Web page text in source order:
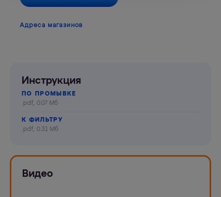
Адреса магазинов
Инструкция
ПО ПРОМЫВКЕ
.pdf, 0.07 Мб
К ФИЛЬТРУ
.pdf, 0.31 Мб
Видео